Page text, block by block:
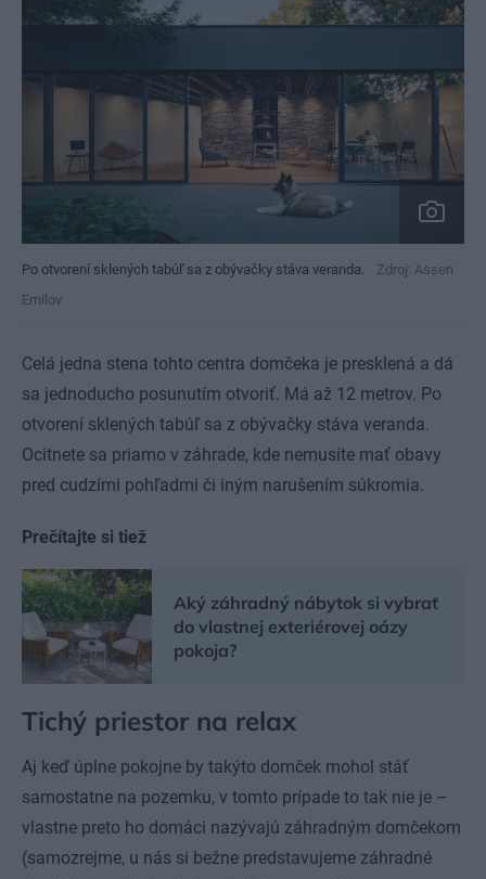
Po otvorení sklených tabúľ sa z obývačky stáva veranda.
Zdroj: Assen
Emilov
Celá jedna stena tohto centra domčeka je presklená a dá
sa jednoducho posunutím otvoriť. Má až 12 metrov. Po
otvorení sklených tabúľ sa z obývačky stáva veranda.
Ocitnete sa priamo v záhrade, kde nemusíte mať obavy
pred cudzími pohľadmi či iným narušením súkromia.
Prečítajte si tiež
Aký záhradný nábytok si vybrať
do vlastnej exteriérovej oázy
pokoja?
Tichý priestor na relax
Aj keď úplne pokojne by takýto domček mohol stáť
samostatne na pozemku, v tomto prípade to tak nie je –
vlastne preto ho domáci nazývajú záhradným domčekom
(samozrejme, u nás si bežne predstavujeme záhradné